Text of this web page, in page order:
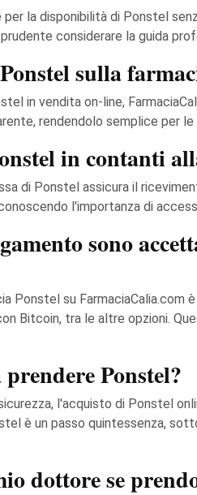
per la disponibilità di Ponstel
considerare la guida
sulla
in vendita on-line,
rendendolo semplice per
in contanti
di Ponstel assicura il
l'importanza di
sono
Ponstel su
Bitcoin, tra le altre opzioni.
Ponstel?
l'acquisto di Ponstel
è un passo quintessenza,
dottore se